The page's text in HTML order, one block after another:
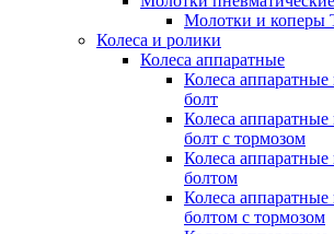
Молотки и коперы
Колеса и ролики
Колеса аппаратные
Колеса
болт
Колеса
болт с тормозом
Колеса
болтом
Колеса
болтом с тормозом